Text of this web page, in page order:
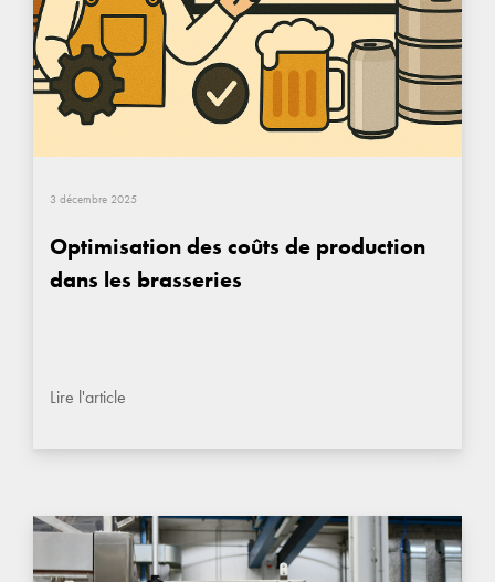
3 décembre 2025
Optimisation des coûts de production
dans les brasseries
Lire l'article